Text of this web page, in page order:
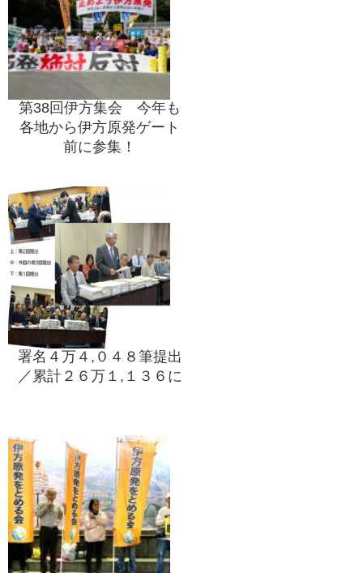
第38回伊方集会 今年も
各地から伊方原発ゲート
前に参集！
署名４万４,０４８筆提出
／累計２６万１,１３６に